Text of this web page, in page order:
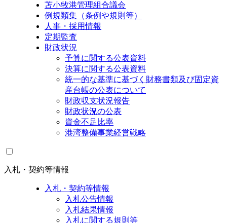
苫小牧港管理組合議会
例規類集（条例や規則等）
人事・採用情報
定期監査
財政状況
予算に関する公表資料
決算に関する公表資料
統一的な基準に基づく財務書類及び固定資
産台帳の公表について
財政収支状況報告
財政状況の公表
資金不足比率
港湾整備事業経営戦略
入札・契約等情報
入札・契約等情報
入札公告情報
入札結果情報
入札に関する規則等